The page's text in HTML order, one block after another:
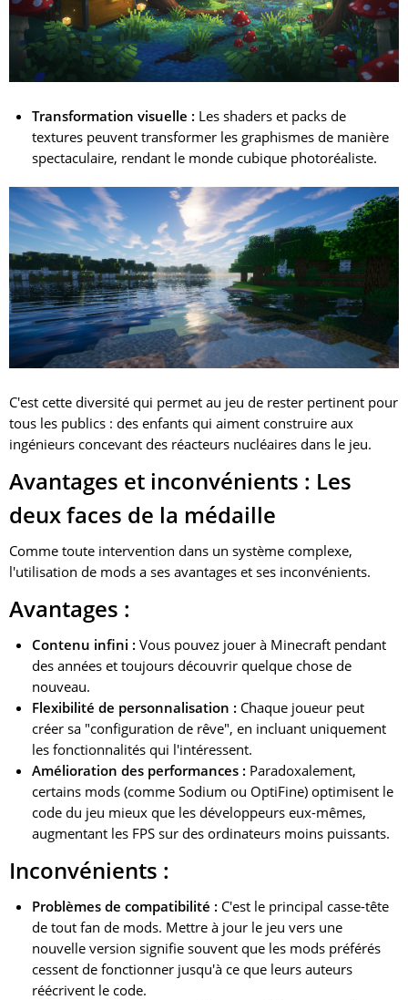
Transformation visuelle : Les shaders et packs de
textures peuvent transformer les graphismes de manière
spectaculaire, rendant le monde cubique photoréaliste.
C'est cette diversité qui permet au jeu de rester pertinent pour
tous les publics : des enfants qui aiment construire aux
ingénieurs concevant des réacteurs nucléaires dans le jeu.
Avantages et inconvénients : Les
deux faces de la médaille
Comme toute intervention dans un système complexe,
l'utilisation de mods a ses avantages et ses inconvénients.
Avantages :
Contenu infini : Vous pouvez jouer à Minecraft pendant
des années et toujours découvrir quelque chose de
nouveau.
Flexibilité de personnalisation : Chaque joueur peut
créer sa "configuration de rêve", en incluant uniquement
les fonctionnalités qui l'intéressent.
Amélioration des performances : Paradoxalement,
certains mods (comme Sodium ou OptiFine) optimisent le
code du jeu mieux que les développeurs eux-mêmes,
augmentant les FPS sur des ordinateurs moins puissants.
Inconvénients :
Problèmes de compatibilité : C'est le principal casse-tête
de tout fan de mods. Mettre à jour le jeu vers une
nouvelle version signifie souvent que les mods préférés
cessent de fonctionner jusqu'à ce que leurs auteurs
réécrivent le code.